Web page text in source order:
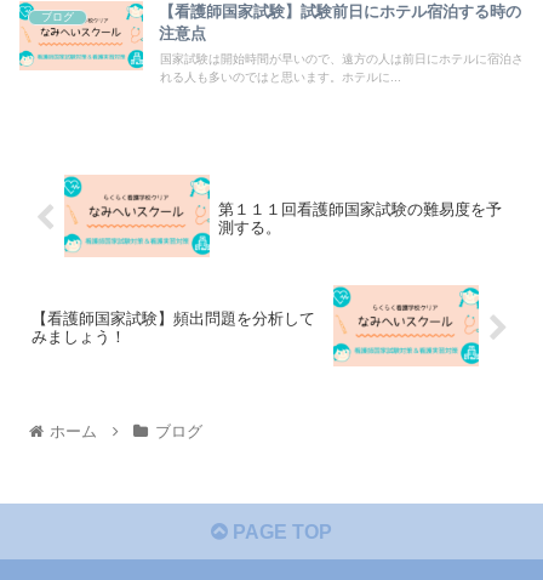
ブログ
【看護師国家試験】試験前日にホテル宿泊する時の
注意点
国家試験は開始時間が早いので、遠方の人は前日にホテルに宿泊さ
れる人も多いのではと思います。ホテルに...
第１１１回看護師国家試験の難易度を予
測する。
【看護師国家試験】頻出問題を分析して
みましょう！
ホーム ブログ
PAGE TOP